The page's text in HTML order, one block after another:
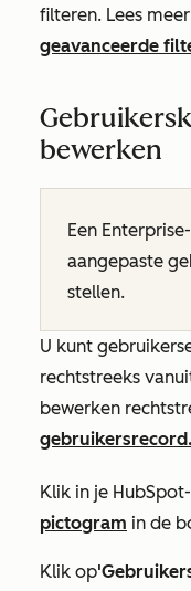
filteren. Lees
geavanceerde
bewerken
Een
aangepaste
stellen.
U kunt
rechtstreeks
bewerken
gebruikersrecord.
Klik in je
pictogram in de
Klik op